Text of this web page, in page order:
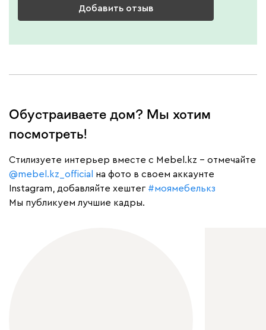
Добавить отзыв
Обустраиваете дом? Мы хотим
посмотреть!
Cтилизуете интерьер вместе с Mebel.kz – отмечайте
@mebel.kz_official
на фото в своем аккаунте
Instagram, добавляйте хештег #моямебелькз
Мы публикуем лучшие кадры.